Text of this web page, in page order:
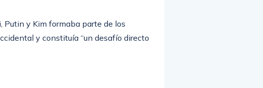
Putin y Kim formaba parte de los
y constituía “un desafío directo